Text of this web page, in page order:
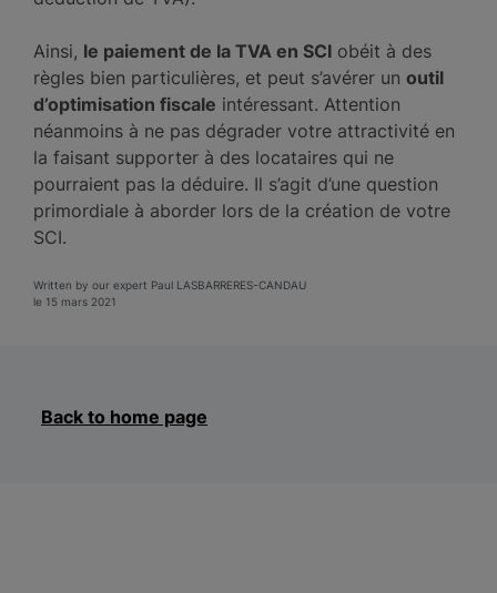
Ainsi, le paiement de la TVA en SCI obéit à des
règles bien particulières, et peut s’avérer un outil
d’optimisation fiscale intéressant. Attention
néanmoins à ne pas dégrader votre attractivité en
la faisant supporter à des locataires qui ne
pourraient pas la déduire. Il s’agit d’une question
primordiale à aborder lors de la création de votre
SCI.
Written by our expert Paul LASBARRERES-CANDAU
le 15 mars 2021
Back to home page